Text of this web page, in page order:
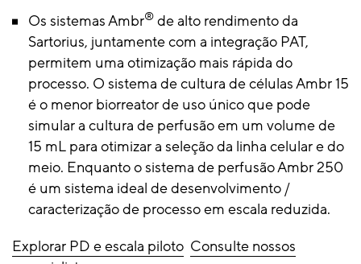
Os sistemas Ambr® de alto rendimento da
Sartorius, juntamente com a integração PAT,
permitem uma otimização mais rápida do
processo. O sistema de cultura de células Ambr 15
é o menor biorreator de uso único que pode
simular a cultura de perfusão em um volume de
15 mL para otimizar a seleção da linha celular e do
meio. Enquanto o sistema de perfusão Ambr 250
é um sistema ideal de desenvolvimento /
caracterização de processo em escala reduzida.
Explorar PD e escala piloto Consulte nossos